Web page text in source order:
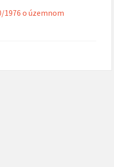
1976 o územnom